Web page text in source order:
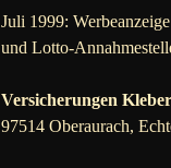
Juli 1999:
und Lotto-
Versicherungen Kleber
97514 Oberaurach,